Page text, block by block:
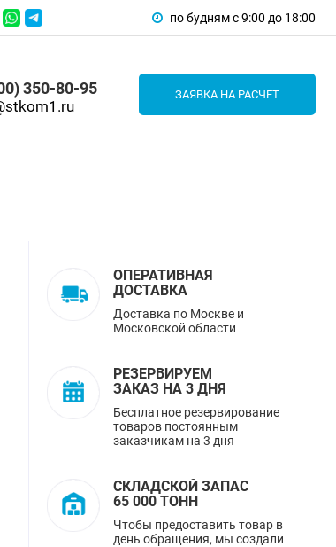
по будням с 9:00 до 18:00
350-80-95 ЗАЯВКА НА РАСЧЕТ
ОПЕРАТИВНАЯ
ДОСТАВКА
Доставка по Москве и
Московской области
РЕЗЕРВИРУЕМ
ЗАКАЗ НА 3 ДНЯ
Бесплатное резервирование
товаров постоянным
заказчикам на 3 дня
СКЛАДСКОЙ ЗАПАС
65 000 ТОНН
Чтобы предоставить товар в
день обращения, мы создали